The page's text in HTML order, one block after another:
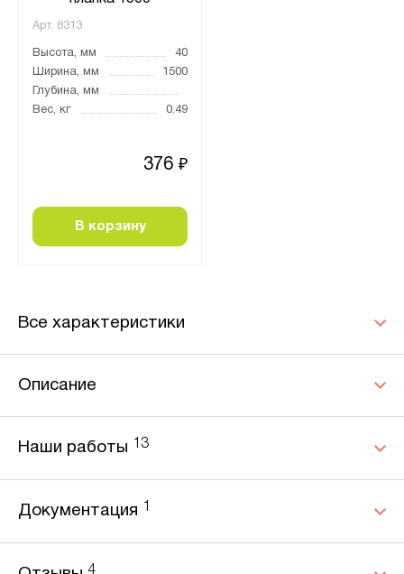
Арт. 8313
Высота, мм
40
Ширина, мм
1500
Глубина, мм
Вес, кг
0.49
376 ₽
В корзину
Все характеристики
Описание
Наши работы 13
Документация
4